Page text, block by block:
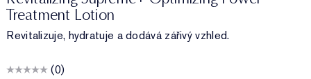
Treatment Lotion
Revitalizuje, hydratuje a dodává zářivý vzhled.
(0)